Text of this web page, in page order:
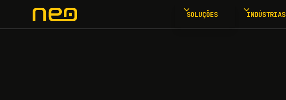
SOLUÇÕES INDÚSTRIAS